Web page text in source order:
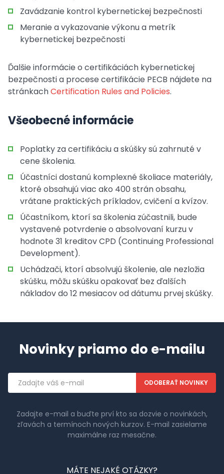
Zavádzanie kontrol kybernetickej bezpečnosti
Meranie a vykazovanie výkonu a metrík
kybernetickej bezpečnosti
Ďalšie informácie o certifikáciách kybernetickej
bezpečnosti a procese certifikácie PECB nájdete na
stránkachCertification Rules and Policies.
Všeobecné informácie
Poplatky za certifikáciu a skúšky sú zahrnuté v
cene školenia.
Účastníci dostanú komplexné školiace materiály,
ktoré obsahujú viac ako 400 strán obsahu,
vrátane praktických príkladov, cvičení a kvízov.
Účastníkom, ktorí sa školenia zúčastnili, bude
vystavené potvrdenie o absolvovaní kurzu v
hodnote 31 kreditov CPD (Continuing Professional
Development).
Uchádzači, ktorí absolvujú školenie, ale nezložia
skúšku, môžu skúšku opakovať bez ďalších
nákladov do 12 mesiacov od dátumu prvej skúšky.
Novinky priamo do e-mailu
Emailová
adresa
Zadajte e-mail a buďte prví kto sa dozvie o novinkách,
zľavách a termínoch nových kurzov. E-mail zasielame
maximálne raz mesačne.
MÁTE NEJAKÉ OTÁZKY?